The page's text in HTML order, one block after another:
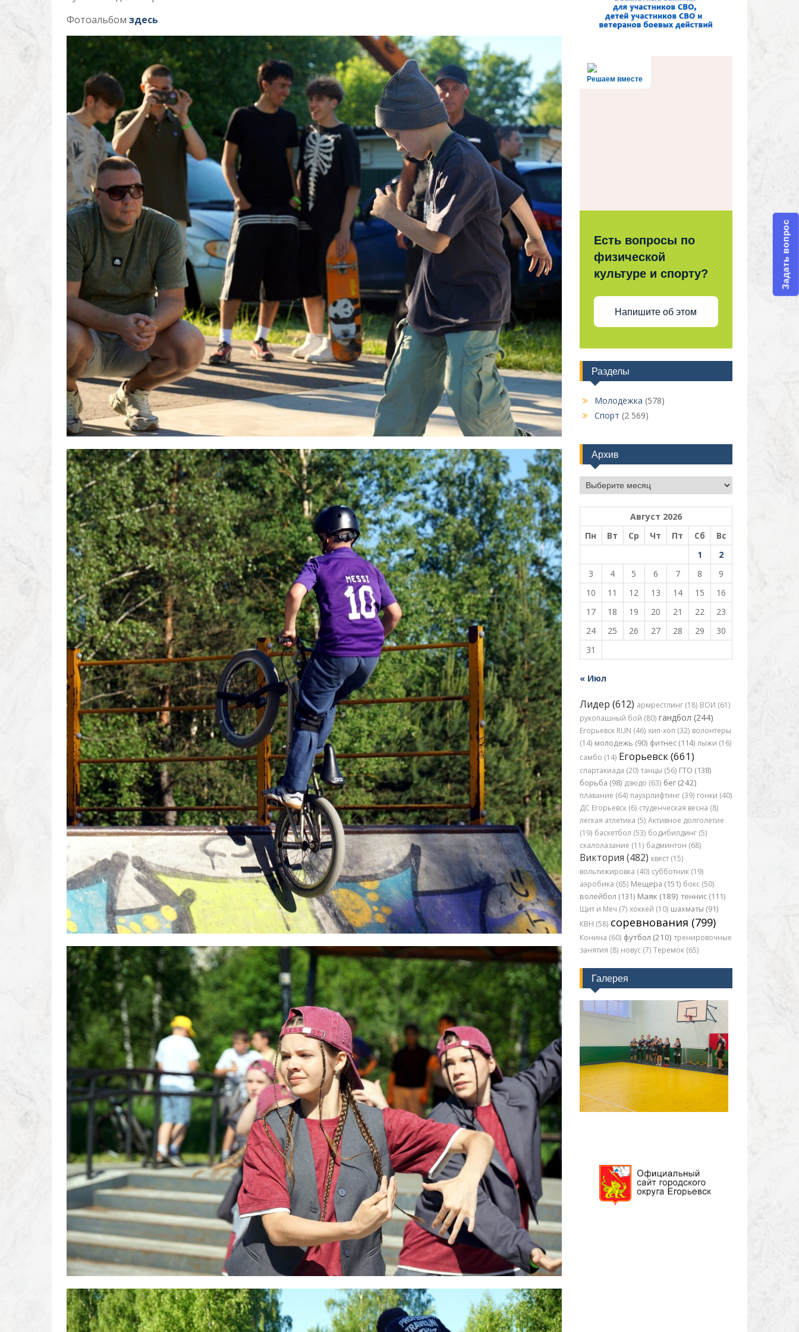
Фотоальбом здесь
Решаем вместе
Есть вопросы по
физической
культуре и спорту?
Напишите об этом
Разделы
Молодёжка (578)
Спорт (2 569)
Архив
Архив
Август 2026
Пн
Вт Ср Чт Пт Сб
Вс
1
2
3
4 5 6 7 8
9
10
11 12 13 14 15
16
17
18 19 20 21 22
23
24
25 26 27 28 29
30
31
« Июл
Лидер (612) армрестлинг (18) ВОИ (61)
рукопашный бой (80) гандбол (244)
Егорьевск RUN (46) хип-хоп (32) волонтеры
(14) молодежь (90) фитнес (114) лыжи (16)
самбо (14) Егорьевск (661)
спартакиада (20) танцы (56) ГТО (138)
борьба (98) дзюдо (63) бег (242)
плавание (64) пауэрлифтинг (39) гонки (40)
ДС Егорьевск (6) студенческая весна (8)
лёгкая атлетика (5) Активное долголетие
(19) баскетбол (53) бодибилдинг (5)
скалолазание (11) бадминтон (68)
Виктория (482) квест (15)
вольтижировка (40) субботник (19)
аэробика (65) Мещера (151) бокс (50)
волейбол (131) Маяк (189) теннис (111)
Щит и Меч (7) хоккей (10) шахматы (91)
КВН (58) соревнования (799)
Конина (60) футбол (210) тренировочные
занятия (8) новус (7) Теремок (65)
Галерея
Задать вопрос